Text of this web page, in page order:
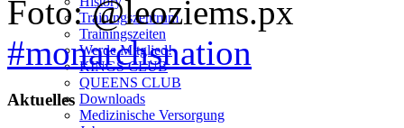
Trainingszentrum
Trainingszeiten
Werde Mitglied!
KINGS CLUB
QUEENS CLUB
Downloads
Medizinische Versorgung
Foto: @leoziems.px
#monarchsnation
Aktuelles